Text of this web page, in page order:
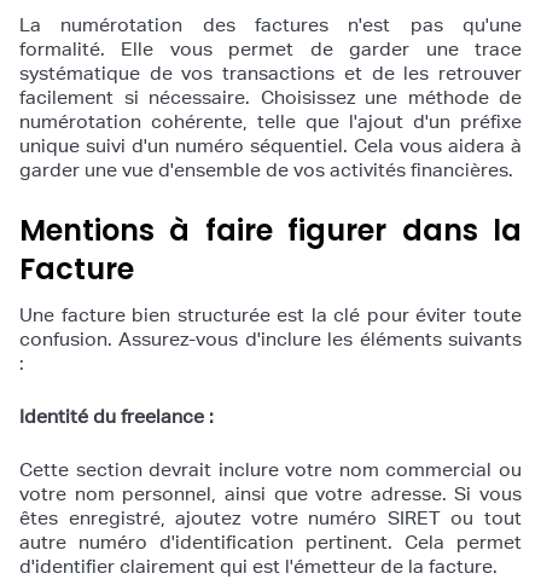
La numérotation des factures n'est pas qu'une
formalité. Elle vous permet de garder une trace
systématique de vos transactions et de les retrouver
facilement si nécessaire. Choisissez une méthode de
numérotation cohérente, telle que l'ajout d'un préfixe
unique suivi d'un numéro séquentiel. Cela vous aidera à
garder une vue d'ensemble de vos activités financières.
Mentions à faire figurer dans la
Facture
Une facture bien structurée est la clé pour éviter toute
confusion. Assurez-vous d'inclure les éléments suivants
:
Identité du freelance :
Cette section devrait inclure votre nom commercial ou
votre nom personnel, ainsi que votre adresse. Si vous
êtes enregistré, ajoutez votre numéro SIRET ou tout
autre numéro d'identification pertinent. Cela permet
d'identifier clairement qui est l'émetteur de la facture.